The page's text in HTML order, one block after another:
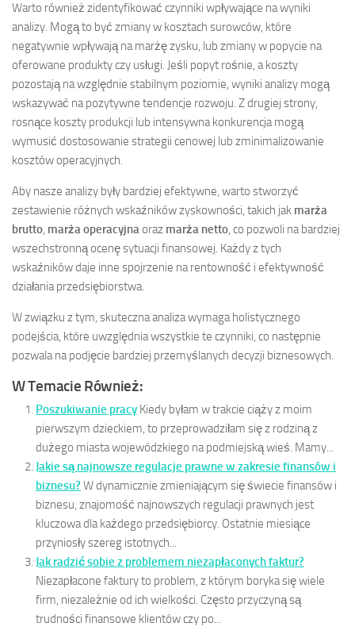
Warto również zidentyfikować czynniki wpływające na wyniki
analizy. Mogą to być zmiany w kosztach surowców, które
negatywnie wpływają na marżę zysku, lub zmiany w popycie na
oferowane produkty czy usługi. Jeśli popyt rośnie, a koszty
pozostają na względnie stabilnym poziomie, wyniki analizy mogą
wskazywać na pozytywne tendencje rozwoju. Z drugiej strony,
rosnące koszty produkcji lub intensywna konkurencja mogą
wymusić dostosowanie strategii cenowej lub zminimalizowanie
kosztów operacyjnych.
Aby nasze analizy były bardziej efektywne, warto stworzyć
zestawienie różnych wskaźników zyskowności, takich jak marża
brutto, marża operacyjnaoraz marża netto, co pozwoli na bardziej
wszechstronną ocenę sytuacji finansowej. Każdy z tych
wskaźników daje inne spojrzenie na rentowność i efektywność
działania przedsiębiorstwa.
W związku z tym, skuteczna analiza wymaga holistycznego
podejścia, które uwzględnia wszystkie te czynniki, co następnie
pozwala na podjęcie bardziej przemyślanych decyzji biznesowych.
W Temacie Również:
Poszukiwanie pracy Kiedy byłam w trakcie ciąży z moim
pierwszym dzieckiem, to przeprowadziłam się z rodziną z
dużego miasta wojewódzkiego na podmiejską wieś. Mamy...
Jakie są najnowsze regulacje prawne w zakresie finansów i
biznesu? W dynamicznie zmieniającym się świecie finansów i
biznesu, znajomość najnowszych regulacji prawnych jest
kluczowa dla każdego przedsiębiorcy. Ostatnie miesiące
przyniosły szereg istotnych...
Jak radzić sobie z problemem niezapłaconych faktur?
Niezapłacone faktury to problem, z którym boryka się wiele
firm, niezależnie od ich wielkości. Często przyczyną są
trudności finansowe klientów czy po...